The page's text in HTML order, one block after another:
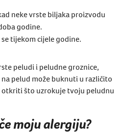
neke vrste biljaka proizvodu
godine.
se tijekom cijele godine.
peludi i peludne groznice,
pelud može buknuti u različito
što uzrokuje tvoju peludnu
moju alergiju?